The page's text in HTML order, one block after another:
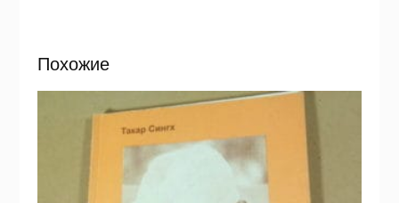
Похожие